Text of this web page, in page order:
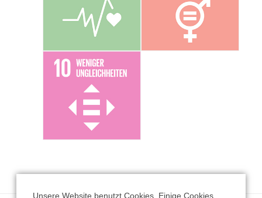
Unsere Website benutzt Cookies. Einige Cookies